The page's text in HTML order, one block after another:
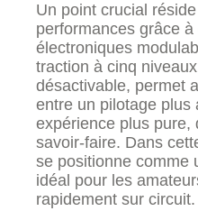
Un point crucial
performances grâce
électroniques
traction à cinq
désactivable, permet
entre un pilotage plus
expérience plus pure,
savoir-faire. Dans
se positionne comme
idéal pour les
rapidement sur circuit.